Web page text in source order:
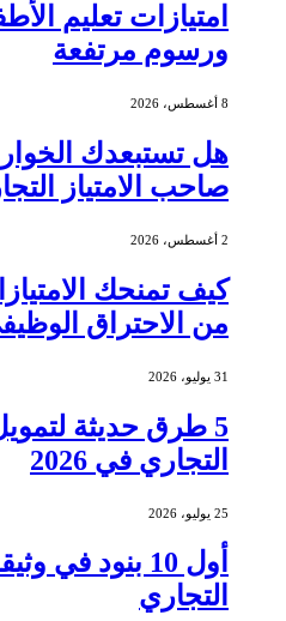
امتيازات تعليم
ورسوم مرتفعة
8 أغسطس، 2026
هل تستبعدك
صاحب الامتياز
2 أغسطس، 2026
كيف تمنحك
من الاحتراق
31 يوليو، 2026
5 طرق حديثة
التجاري في 2026
25 يوليو، 2026
أول 10 بنود في
التجاري